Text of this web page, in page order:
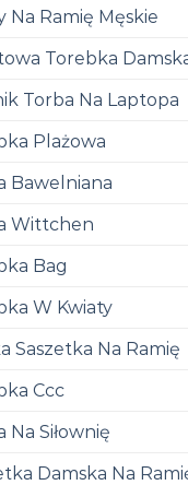
Na Ramię Męskie
Torebka
Torba Na Laptopa
Plażowa
Bawelniana
Wittchen
Bag
W Kwiaty
Saszetka Na Ramię
Ccc
Na Siłownię
Damska Na